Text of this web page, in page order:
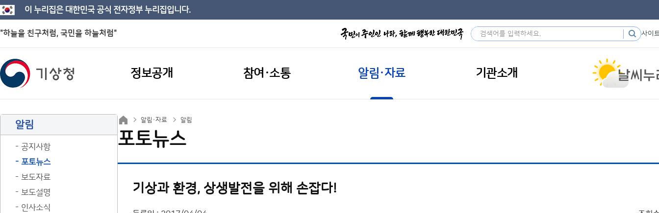
이 누리집은 대한민국 공식 전자정부 누리집입니다.
"하늘을 친구처럼, 국민을 하늘처럼" 사이
정보공개 참여·소통 알림·자료 기관소개
알림
공지사항
포토뉴스
보도자료
보도설명
인사소식
알림·자료 알림
포토뉴스
기상과 환경, 상생발전을 위해 손잡다!